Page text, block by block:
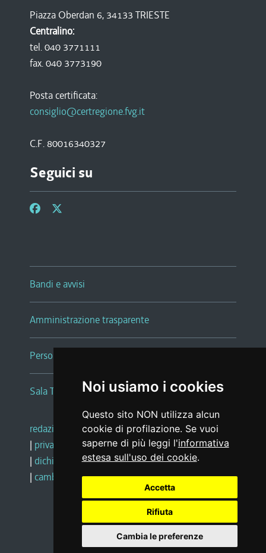
Noi usiamo i cookies
Questo sito NON utilizza alcun
cookie di profilazione. Se vuoi
saperne di più leggi l'informativa
estesa sull'uso dei cookie.
Accetta
Rifiuta
Cambia le preferenze
Piazza Oberdan 6, 34133 TRIESTE
Centralino:
tel. 040 3771111
fax. 040 3773190
Posta certificata:
consiglio@certregione.fvg.it
C.F. 80016340327
Seguici su
Bandi e avvisi
Amministrazione trasparente
Persone e Uffici
Sala Tiziano Tessitori
redazione web |note legali |glossario
| privacy
social media policy
| dichiarazione di accessibilità |feedback
| cambio preferenze cookie
Realizzato da